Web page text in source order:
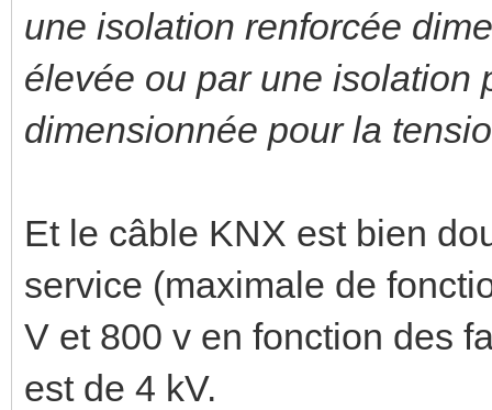
une isolation renforcée
élevée ou par une isolation
dimensionnée pour la
Et le câble KNX est bien
service (maximale de
V et 800 v en fonction des
est de 4 kV.